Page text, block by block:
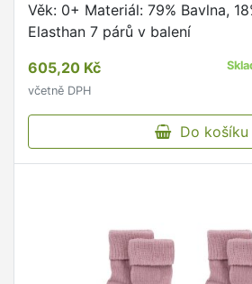
Věk: 0+ Materiál: 79% Bavlna,
Elasthan 7 párů v balení
605,20 Kč
včetně DPH
Do košíku